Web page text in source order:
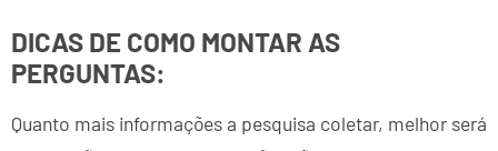
DICAS DE COMO MONTAR AS
PERGUNTAS:
Quanto mais informações a pesquisa coletar, melhor será